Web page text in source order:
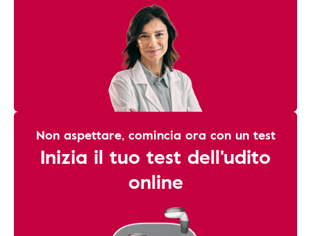
Non aspettare, comincia ora con un test
Inizia il tuo test dell'udito
online